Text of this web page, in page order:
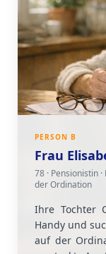
PERSON B
Frau
78 · Pensionistin
der Ordination
Ihre Tochter
Handy und
auf der